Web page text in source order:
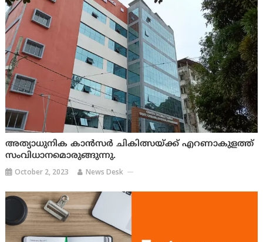
അത്യാധുനിക കാന്‍സര്‍ ചികിത്സയ്ക്ക് എറണാകുളത്ത്
സംവിധാനമൊരുങ്ങുന്നു.
October 2, 2023 News Desk